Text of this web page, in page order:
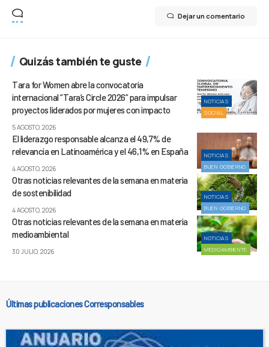
Dejar un comentario
Quizás también te guste
NOTICIAS
SOCIAL
Tara for Women abre la convocatoria
internacional “Tara’s Circle 2026” para impulsar
proyectos liderados por mujeres con impacto
5 AGOSTO, 2026
NOTICIAS
BUEN GOBIERNO
El liderazgo responsable alcanza el 49,7% de
relevancia en Latinoamérica y el 46,1% en España
4 AGOSTO, 2026
NOTICIAS
BUEN GOBIERNO
Otras noticias relevantes de la semana en materia
de sostenibilidad
4 AGOSTO, 2026
NOTICIAS
MEDIOAMBIENTE
Otras noticias relevantes de la semana en materia
medioambiental
30 JULIO, 2026
Últimas publicaciones Corresponsables